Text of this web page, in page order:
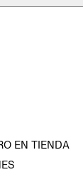
EN TIENDA